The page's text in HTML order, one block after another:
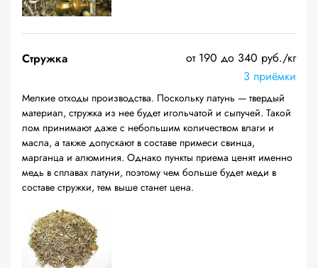
Стружка
от 190 до 340 руб./кг
3 приёмки
Мелкие отходы производства. Поскольку латунь — твердый
материал, стружка из нее будет игольчатой и сыпучей. Такой
лом принимают даже с небольшим количеством влаги и
масла, а также допускают в составе примеси свинца,
марганца и алюминия. Однако пункты приема ценят именно
медь в сплавах латуни, поэтому чем больше будет меди в
составе стружки, тем выше станет цена.